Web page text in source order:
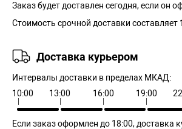
Заказ будет доставлен сегодня, если он
Стоимость срочной доставки составляет
Доставка курьером
Интервалы доставки в пределах МКАД:
10:00
13:00 16:00 19:00
Если заказ оформлен до 18:00, доставка